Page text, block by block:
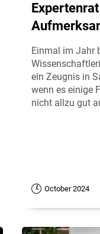
Einmal im Jahr
ein Zeugnis in
wenn es einige
nicht allzu gut
October 2024